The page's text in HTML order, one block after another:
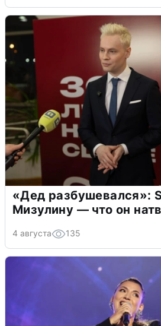
«Дед разбушевался»:
Мизулину — что он
4 августа 135